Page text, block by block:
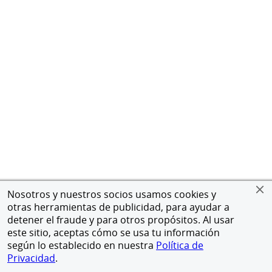
Nosotros y nuestros socios usamos cookies y
otras herramientas de publicidad, para ayudar a
detener el fraude y para otros propósitos. Al usar
este sitio, aceptas cómo se usa tu información
según lo establecido en nuestra Política de
Privacidad.